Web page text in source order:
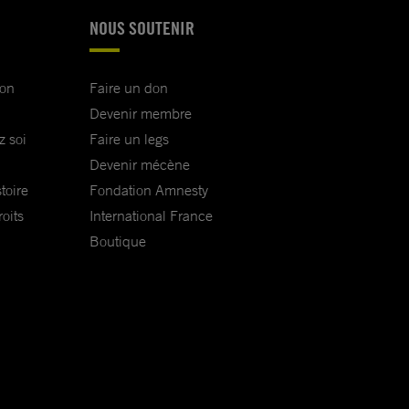
soi
NOUS SOUTENIR
Faire un don
Devenir membre
Faire un legs
Devenir mécène
Fondation Amnesty
International France
Boutique